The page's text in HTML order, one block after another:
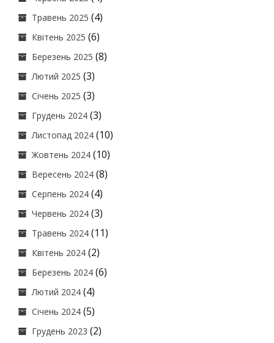
Травень 2025 (4)
Квітень 2025 (6)
Березень 2025 (8)
Лютий 2025 (3)
Січень 2025 (3)
Грудень 2024 (3)
Листопад 2024 (10)
Жовтень 2024 (10)
Вересень 2024 (8)
Серпень 2024 (4)
Червень 2024 (3)
Травень 2024 (11)
Квітень 2024 (2)
Березень 2024 (6)
Лютий 2024 (4)
Січень 2024 (5)
Грудень 2023 (2)